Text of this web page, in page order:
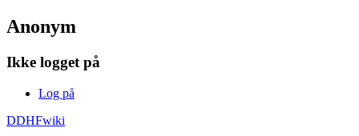
Anonym
Ikke logget på
Log på
DDHFwiki